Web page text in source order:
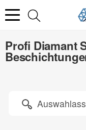
Profi Diamant